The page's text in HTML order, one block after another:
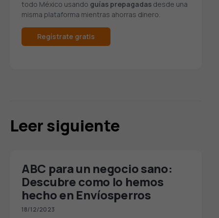
todo México usando guías prepagadas desde una
misma plataforma mientras ahorras dinero.
Regístrate gratis
Leer siguiente
ABC para un negocio sano:
Descubre como lo hemos
hecho en Envíosperros
18/12/2023